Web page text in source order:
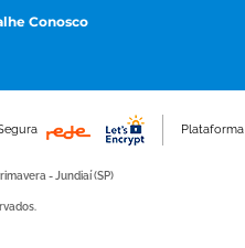
Conosco
Plataforma
- Jundiaí (SP)